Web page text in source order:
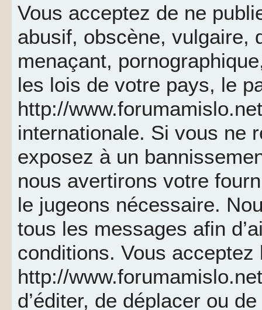
Vous acceptez de ne
abusif, obscène, vulgaire,
menaçant,
les lois de votre pays, le
http://
internationale. Si vous ne
exposez à un
nous avertirons votre
le jugeons nécessaire.
tous les messages afin
conditions. Vous acceptez
http://
d’éditer, de déplacer ou